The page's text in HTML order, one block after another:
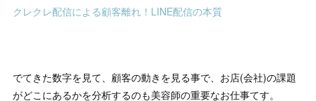
クレクレ配信による顧客離れ！LINE配信の本質
でてきた数字を見て、顧客の動きを見る事で、お店(会社)の課題
がどこにあるかを分析するのも美容師の重要なお仕事てす。